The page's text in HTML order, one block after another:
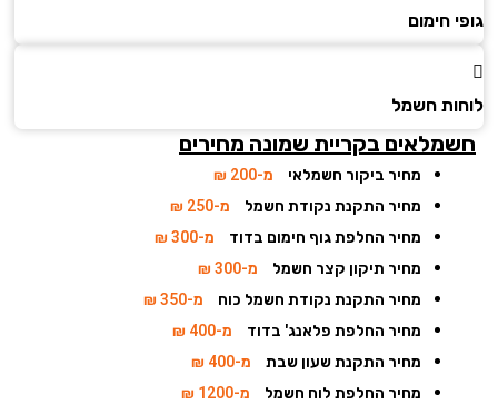
חימום
חשמל
בקריית שמונה מחירים
מחיר ביקור חשמלאי
מ-200 ₪
מחיר התקנת נקודת חשמל
מ-250 ₪
מחיר החלפת גוף חימום בדוד
מ-300 ₪
מחיר תיקון קצר חשמל
מ-300 ₪
מחיר התקנת נקודת חשמל כוח
מ-350 ₪
מחיר החלפת פלאנג' בדוד
מ-400 ₪
מחיר התקנת שעון שבת
מ-400 ₪
מחיר החלפת לוח חשמל
מ-1200 ₪